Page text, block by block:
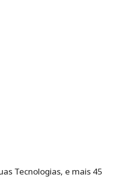
Tecnologias, e mais 45